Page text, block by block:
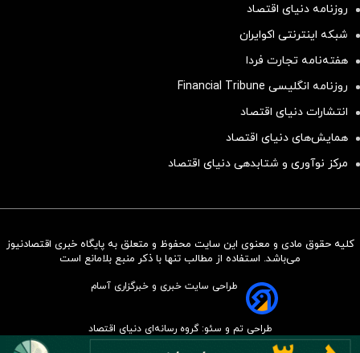
سرمایه‌گذاری همسنگ با شاخص
روزنامه دنیای اقتصاد
شبکه اینترنتی اکوایران
هفته‌نامه تجارت فردا
روزنامه انگلیسی Financial Tribune
انتشارات دنیای اقتصاد
همایش‌های دنیای اقتصاد
مرکز نوآوری و شتابدهی دنیای اقتصاد
کلیه حقوق مادی و معنوی این سایت محفوظ و متعلق به پایگاه خبری اقتصادنیوز
می‌باشد. استفاده از مطالب تنها با ذکر منبع بلامانع است
طراحی سایت خبری و خبرگزاری آسام
طراحی تم و سئو: گروه رسانه‌ای دنیای اقتصاد